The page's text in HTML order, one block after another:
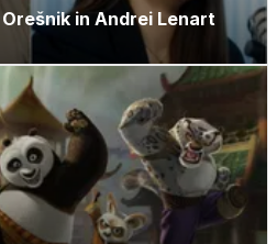
in Andrei Lenart